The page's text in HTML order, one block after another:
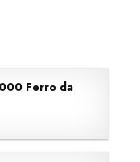
Ferro da